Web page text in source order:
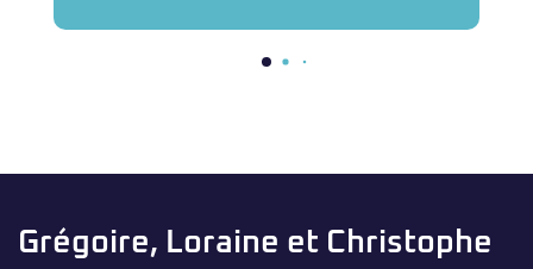
Grégoire, Loraine et Christophe